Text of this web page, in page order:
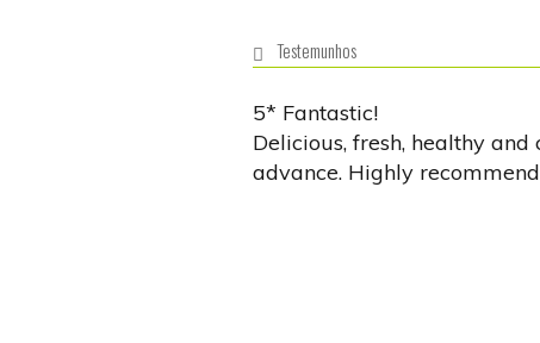
Testemunhos
5* Fantastic!
Delicious, fresh, healthy
advance. Highly